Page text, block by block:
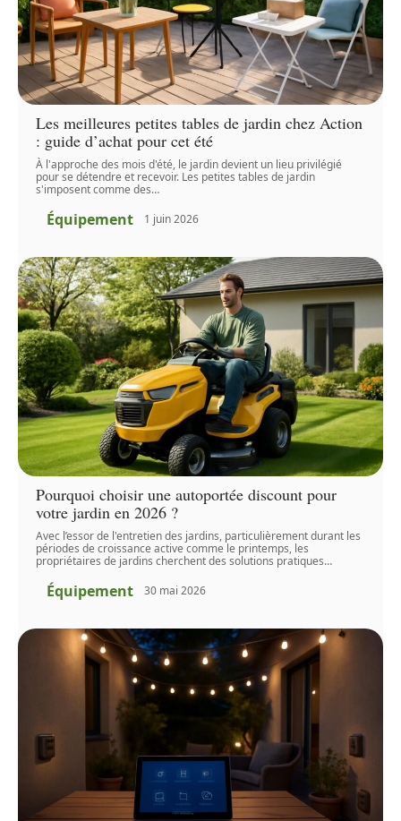
Les meilleures petites tables de jardin chez Action
: guide d’achat pour cet été
À l'approche des mois d'été, le jardin devient un lieu privilégié
pour se détendre et recevoir. Les petites tables de jardin
s'imposent comme des…
Équipement 1 juin 2026
Pourquoi choisir une autoportée discount pour
votre jardin en 2026 ?
Avec l’essor de l'entretien des jardins, particulièrement durant les
périodes de croissance active comme le printemps, les
propriétaires de jardins cherchent des solutions pratiques…
Équipement 30 mai 2026